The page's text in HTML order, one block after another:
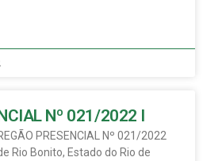
Nº 021/2022 I
PRESENCIAL Nº 021/2022
Rio Bonito, Estado do Rio de